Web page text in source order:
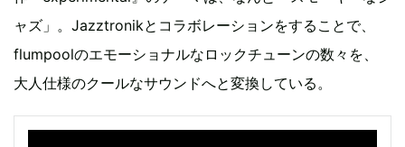
ャズ」。Jazztronikとコラボレーションをすることで、
flumpoolのエモーショナルなロックチューンの数々を、
大人仕様のクールなサウンドへと変換している。